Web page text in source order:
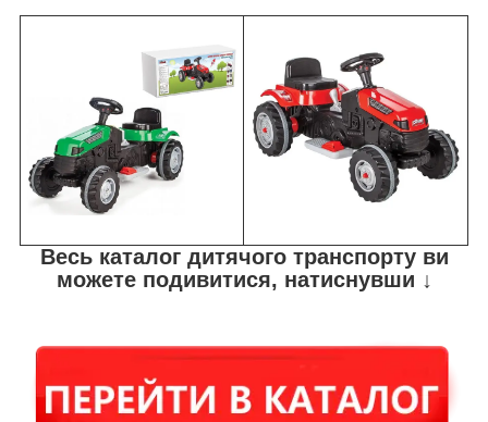
Весь каталог дитячого транспорту ви
можете подивитися, натиснувши ↓